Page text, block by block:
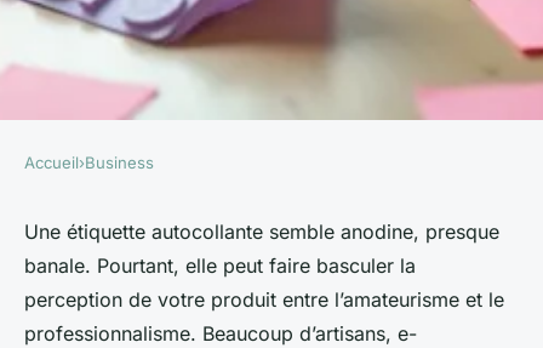
Étiquette personnalisée
autocollante : optez pour des
créations uniques en ligne
Accueil›Business
Une étiquette autocollante semble anodine, presque
banale. Pourtant, elle peut faire basculer la
perception de votre produit entre l’amateurisme et le
professionnalisme. Beaucoup d’artisans, e-